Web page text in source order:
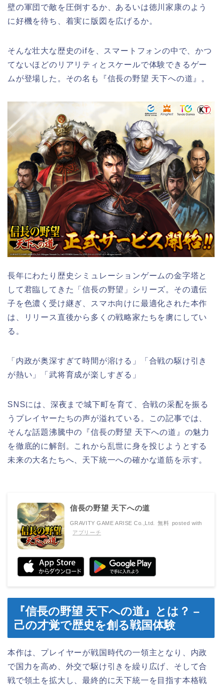
壁の軍団で敵を圧倒するか、あるいは徳川家康のよう
に好機を待ち、着実に版図を広げるか。
そんな壮大な歴史のifを、スマートフォンの中で、かつ
てないほどのリアリティとスケールで体験できるゲー
ムが登場した。その名も『信長の野望 天下への道』。
長年にわたり歴史シミュレーションゲームの金字塔と
して君臨してきた「信長の野望」シリーズ。その遺伝
子を色濃く受け継ぎ、スマホ向けに最適化された本作
は、リリース直後から多くの戦略家たちを虜にしてい
る。
「内政が奥深すぎて時間が溶ける」「合戦の駆け引き
が熱い」「武将育成が楽しすぎる」
SNSには、深夜まで城下町を育て、合戦の采配を振る
うプレイヤーたちの声が溢れている。この記事では、
そんな話題沸騰中の『信長の野望 天下への道』の魅力
を徹底的に解剖。これから乱世に身を投じようとする
未来の大名たちへ、天下統一への確かな道筋を示す。
信長の野望 天下への道
GRAVITY GAME ARISE Co.,Ltd. 無料 posted with
アプリーチ
『信長の野望 天下への道』とは？ –
己の才覚で歴史を創る戦国体験
本作は、プレイヤーが戦国時代の一領主となり、内政
で国力を高め、外交で駆け引きを繰り広げ、そして合
戦で領土を拡大し、最終的に天下統一を目指す本格戦